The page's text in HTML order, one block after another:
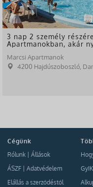
3 nap 2 személy
Apartmanokban, akár
Marcsi Apartmanok
4200 Hajdúszoboszló,
Cégünk
Rólunk
Állások
ÁSZF
Adatvédelem
Elállás a szerződéstől
GyIK